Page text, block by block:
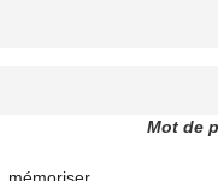
Mot de